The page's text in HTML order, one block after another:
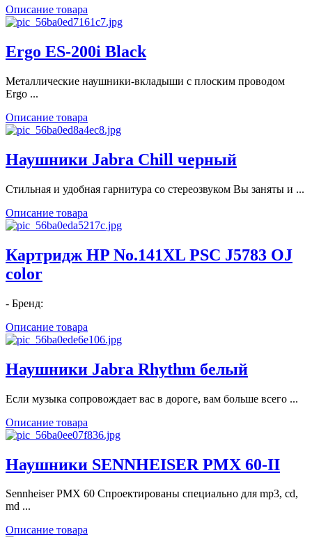
Описание товара
Ergo ES-200i Black
Металлические наушники-вкладыши с плоским проводом
Ergo ...
Описание товара
Наушники Jabra Chill черный
Стильная и удобная гарнитура со стереозвуком Вы заняты и ...
Описание товара
Картридж HP No.141XL PSC J5783 OJ
color
- Бренд:
Описание товара
Наушники Jabra Rhythm белый
Если музыка сопровождает вас в дороге, вам больше всего ...
Описание товара
Наушники SENNHEISER PMX 60-II
Sennheiser PMX 60 Спроектированы специально для mp3, cd,
md ...
Описание товара